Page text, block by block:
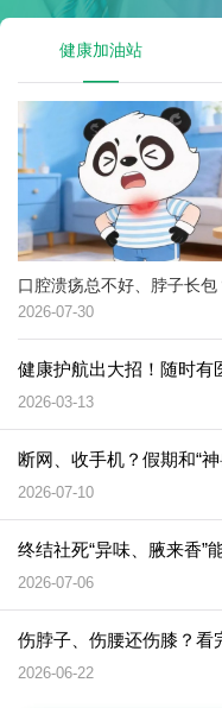
健康加油站
2026-07-30
健康护航出大招！随时有
2026-03-13
断网、收手机？假期和“
2026-07-10
终结社死“异味、腋来香”
2026-07-06
伤脖子、伤腰还伤膝？看
2026-06-22